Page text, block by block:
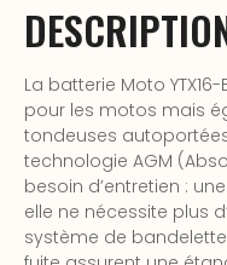
La batterie Moto
pour les motos mais
tondeuses
technologie AGM
besoin d’entretien :
elle ne nécessite plus
système de